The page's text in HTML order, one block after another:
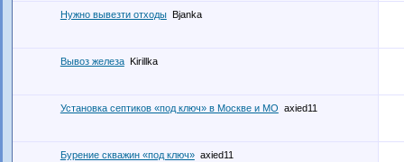
Нужно вывезти отходы Bjanka
Вывоз железа Kirillka
Установка септиков «под ключ» в Москве и МО axied11
Бурение скважин «под ключ» axied11